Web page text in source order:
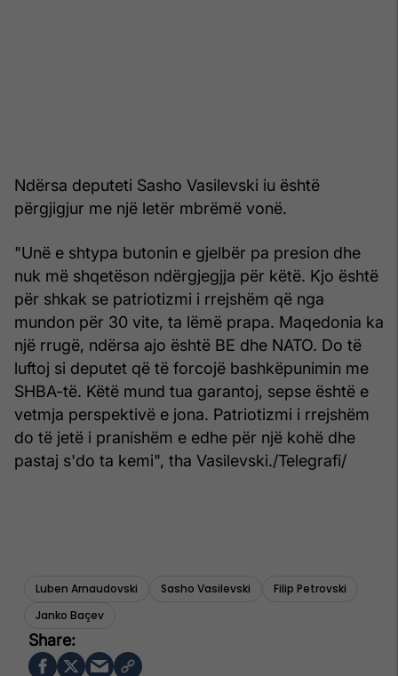
Ndërsa deputeti Sasho Vasilevski iu është
përgjigjur me një letër mbrëmë vonë.
"Unë e shtypa butonin e gjelbër pa presion dhe
nuk më shqetëson ndërgjegjja për këtë. Kjo është
për shkak se patriotizmi i rrejshëm që nga
mundon për 30 vite, ta lëmë prapa. Maqedonia ka
një rrugë, ndërsa ajo është BE dhe NATO. Do të
luftoj si deputet që të forcojë bashkëpunimin me
SHBA-të. Këtë mund tua garantoj, sepse është e
vetmja perspektivë e jona. Patriotizmi i rrejshëm
do të jetë i pranishëm e edhe për një kohë dhe
pastaj s'do ta kemi", tha Vasilevski./Telegrafi/
Luben Arnaudovski Sasho Vasilevski
Filip Petrovski
Janko Baçev